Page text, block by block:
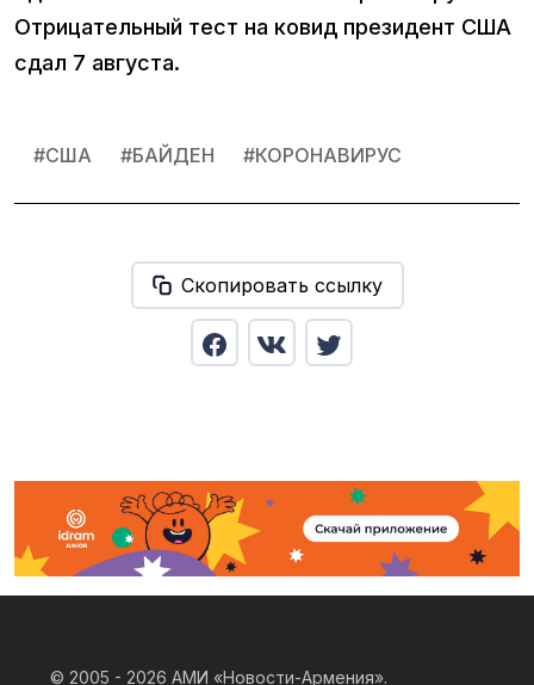
Отрицательный тест на ковид президент США
сдал 7 августа.
#США #БАЙДЕН #КОРОНАВИРУС
Скопировать ссылку
© 2005 - 2026 АМИ «Новости-Армения».